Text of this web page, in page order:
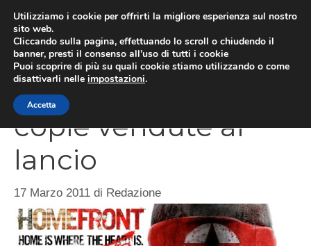
contenuto
Homefront, 375.000
copie vendute al
lancio
17 Marzo 2011 di Redazione
Utilizziamo i cookie per offrirti la migliore esperienza sul nostro
sito web.
Cliccando sulla pagina, effettuando lo scroll o chiudendo il
banner, presti il consenso all’uso di tutti i cookie
Puoi scoprire di più su quali cookie stiamo utilizzando o come
disattivarli nelle impostazioni.
Accetta